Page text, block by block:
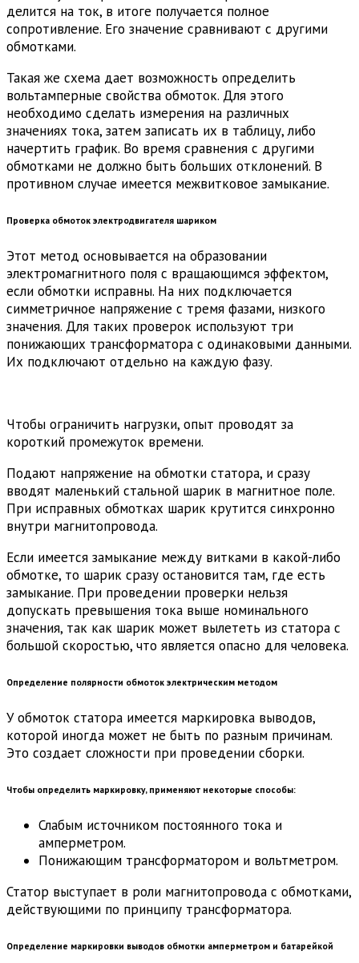
делится на ток, в итоге получается полное
сопротивление. Его значение сравнивают с другими
обмотками.
Такая же схема дает возможность определить
вольтамперные свойства обмоток. Для этого
необходимо сделать измерения на различных
значениях тока, затем записать их в таблицу, либо
начертить график. Во время сравнения с другими
обмотками не должно быть больших отклонений. В
противном случае имеется межвитковое замыкание.
Проверка обмоток электродвигателя шариком
Этот метод основывается на образовании
электромагнитного поля с вращающимся эффектом,
если обмотки исправны. На них подключается
симметричное напряжение с тремя фазами, низкого
значения. Для таких проверок используют три
понижающих трансформатора с одинаковыми данными.
Их подключают отдельно на каждую фазу.
Чтобы ограничить нагрузки, опыт проводят за
короткий промежуток времени.
Подают напряжение на обмотки статора, и сразу
вводят маленький стальной шарик в магнитное поле.
При исправных обмотках шарик крутится синхронно
внутри магнитопровода.
Если имеется замыкание между витками в какой-либо
обмотке, то шарик сразу остановится там, где есть
замыкание. При проведении проверки нельзя
допускать превышения тока выше номинального
значения, так как шарик может вылететь из статора с
большой скоростью, что является опасно для человека.
Определение полярности обмоток электрическим методом
У обмоток статора имеется маркировка выводов,
которой иногда может не быть по разным причинам.
Это создает сложности при проведении сборки.
Чтобы определить маркировку, применяют некоторые способы:
Слабым источником постоянного тока и
амперметром.
Понижающим трансформатором и вольтметром.
Статор выступает в роли магнитопровода с обмотками,
действующими по принципу трансформатора.
Определение маркировки выводов обмотки амперметром и батарейкой